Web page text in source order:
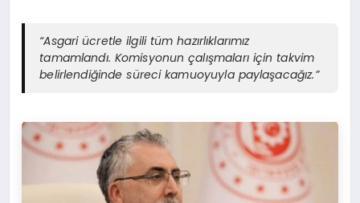
“Asgari ücretle ilgili tüm hazırlıklarımız
tamamlandı. Komisyonun çalışmaları için takvim
belirlendiğinde süreci kamuoyuyla paylaşacağız.”